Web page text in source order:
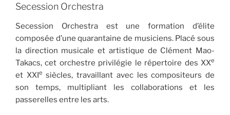
Secession Orchestra
Secession Orchestra est une formation d’élite
composée d’une quarantaine de musiciens. Placé sous
la direction musicale et artistique de Clément Mao-
Takacs, cet orchestre privilégie le répertoire des XXe
et XXIe siècles, travaillant avec les compositeurs de
son temps, multipliant les collaborations et les
passerelles entre les arts.